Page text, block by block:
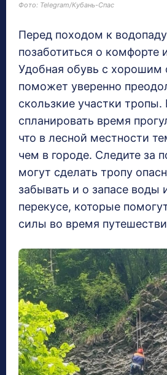
Фото: Telegram/Кубань-Спас
Перед походом к
позаботиться о комфорте
Удобная обувь с хорошим
поможет уверенно
скользкие участки
спланировать время
что в лесной местности
чем в городе. Следите за
могут сделать тропу
забывать и о запасе воды
перекусе, которые
силы во время